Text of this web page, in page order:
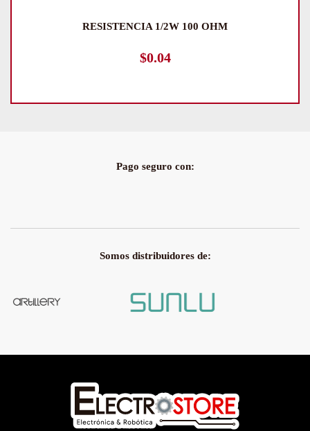
RESISTENCIA 1/2W 100 OHM
$0.04
Pago seguro con:
Somos distribuidores de: